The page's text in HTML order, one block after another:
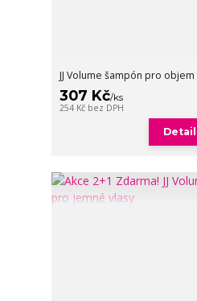
JJ Volume šampón pro
307 Kč/ks
254 Kč bez DPH
Detail